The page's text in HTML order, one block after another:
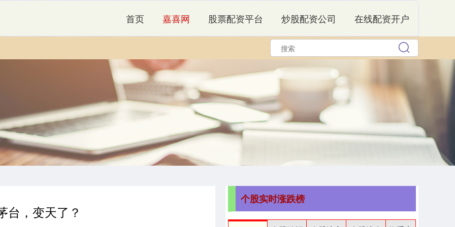
首页 嘉喜网 股票配资平台 炒股配资公司 在线配资开户
台，变天了？
个股实时涨跌榜